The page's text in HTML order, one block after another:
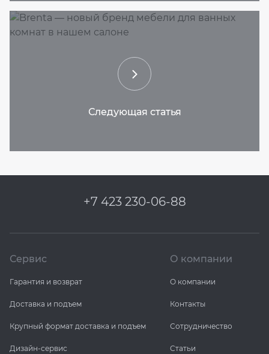
+7 423 230-06-88
Сервис
Гарантия и возврат
Доставка и подъем
Крупный формат доставка и подъем
Дизайн-сервис
О компании
О компании
Контакты
Сотрудничество
Статьи